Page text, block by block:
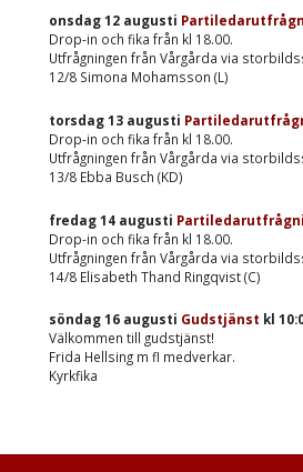
onsdag 12 augusti
Drop-in och fika från kl 18.00.
Utfrågningen från Vårgårda via
12/8 Simona Mohamsson (L)
torsdag 13 augusti
Drop-in och fika från kl 18.00.
Utfrågningen från Vårgårda via
13/8 Ebba Busch (KD)
fredag 14 augusti
Drop-in och fika från kl 18.00.
Utfrågningen från Vårgårda via
14/8 Elisabeth Thand Ringqvist (C)
söndag 16 augusti Gudstjänst kl
Välkommen till gudstjänst!
Frida Hellsing m fl medverkar.
Kyrkfika